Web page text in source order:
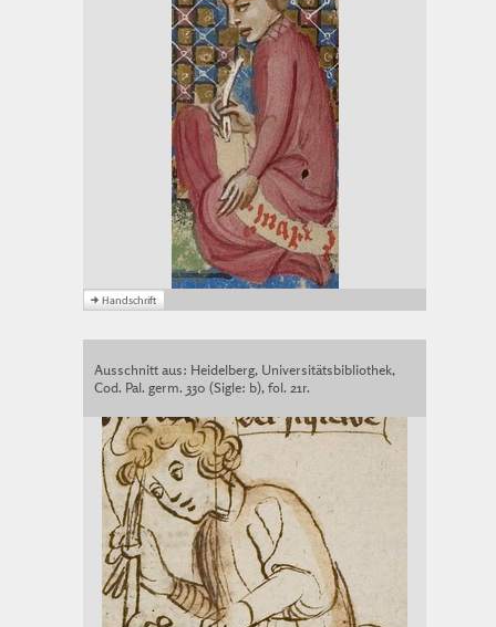
Ausschnitt aus: Heidelberg, Universitätsbibliothek,
Cod. Pal. germ. 330 (Sigle: b), fol. 21r.